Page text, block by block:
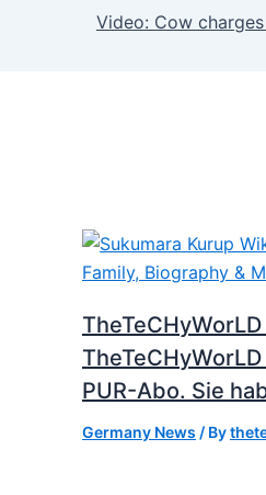
Video: Cow
PUR-Abo. Sie
Germany News / By